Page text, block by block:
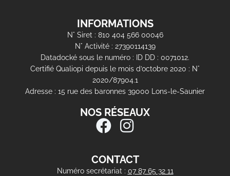
INFORMATIONS
N° Siret : 810 404 566 00046
N° Activité : 27390114139
Datadocké sous le numéro : ID DD : 0071012.
Certifié Qualiopi depuis le mois d’octobre 2020 : N°
2020/87904.1
Adresse : 15 rue des baronnes 39000 Lons-le-Saunier
NOS RÉSEAUX
CONTACT
Numéro secrétariat : 07 87 65 32 11